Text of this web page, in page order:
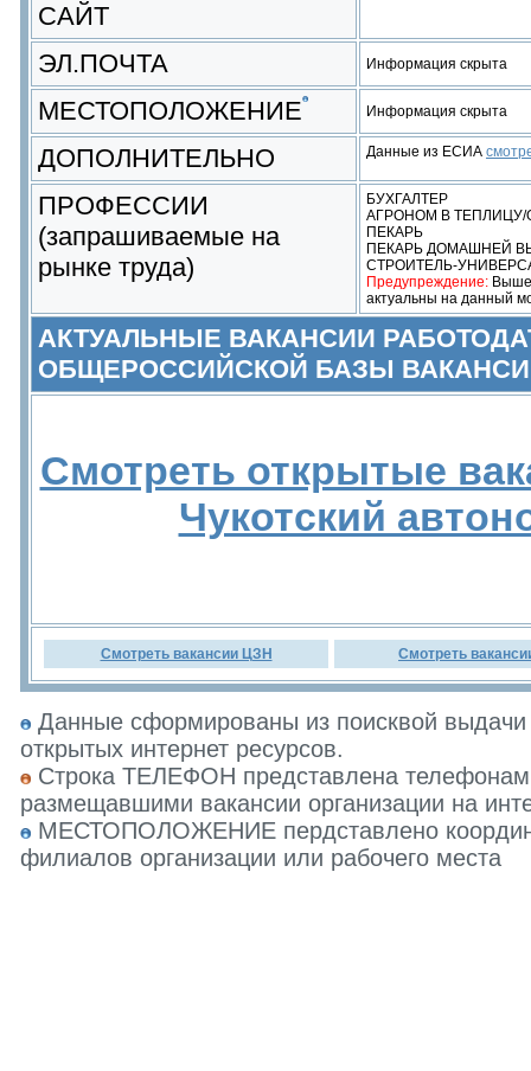
САЙТ
ЭЛ.ПОЧТА
Информация скрыта
МЕСТОПОЛОЖЕНИЕ Информация скрыта
ДОПОЛНИТЕЛЬНО Данные из ЕСИА
ПРОФЕССИИ
(запрашиваемые на
рынке труда)
БУХГАЛТЕР
АГРОНОМ В
ПЕКАРЬ
ПЕКАРЬ ДОМАШНЕЙ
СТРОИТЕЛЬ-
Предупреждение: Выше
актуальны на данный
АКТУАЛЬНЫЕ ВАКАНСИИ
ОБЩЕРОССИЙСКОЙ БАЗЫ
Смотреть открытые
Чукотский
Смотреть вакансии ЦЗН Смотреть
Данные сформированы из поисквой
открытых интернет ресурсов.
Строка ТЕЛЕФОН представлена
размещавшими вакансии организации на
МЕСТОПОЛОЖЕНИЕ пердставлено
филиалов организации или рабочего места